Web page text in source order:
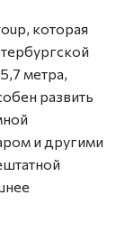
которая
метра,
развить
и другими